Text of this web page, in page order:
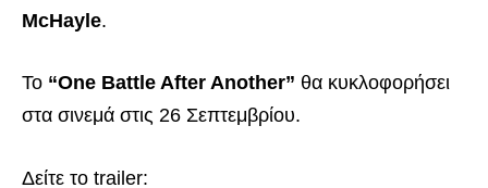
McHayle.
Το “One Battle After Another” θα κυκλοφορήσει
στα σινεμά στις 26 Σεπτεμβρίου.
Δείτε το trailer: